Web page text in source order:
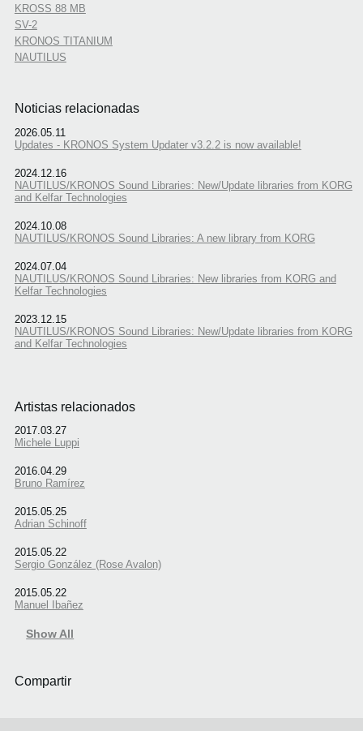
KROSS 88 MB
SV-2
KRONOS TITANIUM
NAUTILUS
Noticias relacionadas
2026.05.11
Updates - KRONOS System Updater v3.2.2 is now available!
2024.12.16
NAUTILUS/KRONOS Sound Libraries: New/Update libraries from KORG
and Kelfar Technologies
2024.10.08
NAUTILUS/KRONOS Sound Libraries: A new library from KORG
2024.07.04
NAUTILUS/KRONOS Sound Libraries: New libraries from KORG and
Kelfar Technologies
2023.12.15
NAUTILUS/KRONOS Sound Libraries: New/Update libraries from KORG
and Kelfar Technologies
Artistas relacionados
2017.03.27
Michele Luppi
2016.04.29
Bruno Ramírez
2015.05.25
Adrian Schinoff
2015.05.22
Sergio González (Rose Avalon)
2015.05.22
Manuel Ibañez
Show All
Compartir